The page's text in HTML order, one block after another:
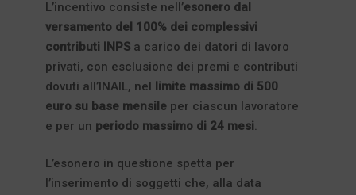
L’incentivo consiste nell’esonero dal
versamento del 100% dei complessivi
contributi INPS a carico dei datori di lavoro
privati, con esclusione dei premi e contributi
dovuti all’INAIL, nel limite massimo di 500
euro su base mensileper ciascun lavoratore
e per un periodo massimo di 24 mesi
L’esonero in questione spetta per
l’inserimento di soggetti che, alla data